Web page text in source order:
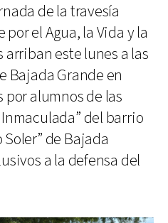
de la travesía
el Agua, la Vida y la
arriban este lunes a las
Bajada Grande en
por alumnos de las
del barrio
de Bajada
a la defensa del